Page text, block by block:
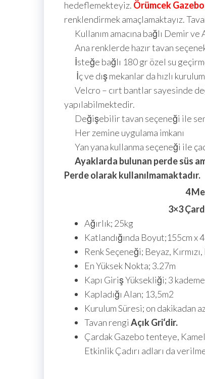
hedeflemekteyiz. Örümcek Gazebo
renklendirmek amaçlamaktayız.
Kullanım amacına bağlı Demir
Ana renklerde hazır tavan
İsteğe bağlı 180 gr özel su
İç ve dış mekanlar da hızlı kurulum
Velcro – cırt bantlar sayesinde
yapılabilmektedir.
Değişebilir tavan seçeneği ile
Her zemine uygulama imkanı
Yan yana kullanma seçeneği ile
Ayaklarda bulunan perde süs
Perde olarak kullanılmamaktadır.
4
3×3
Ağırlık; 25kg
Katlandığında Boyut;155cm x
Renk Seçeneği; Beyaz,
En Yüksek Nokta; 3.27m
Kapı Giriş Yüksekliği; 3
Kapladığı Alan; 13,5m2
Kurulum Süresi; on dakikadan
Tavan rengi Açık Gri‘dir.
Çardak Gazebo tenteye,
Etkinlik Çadırı adları da